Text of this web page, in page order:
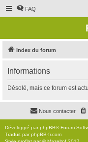
FAQ
Index du forum
Informations
Désolé, mais ce forum est
Nous contacter
Développé parphpBB® Forum
Traduit parphpBB-fr.com